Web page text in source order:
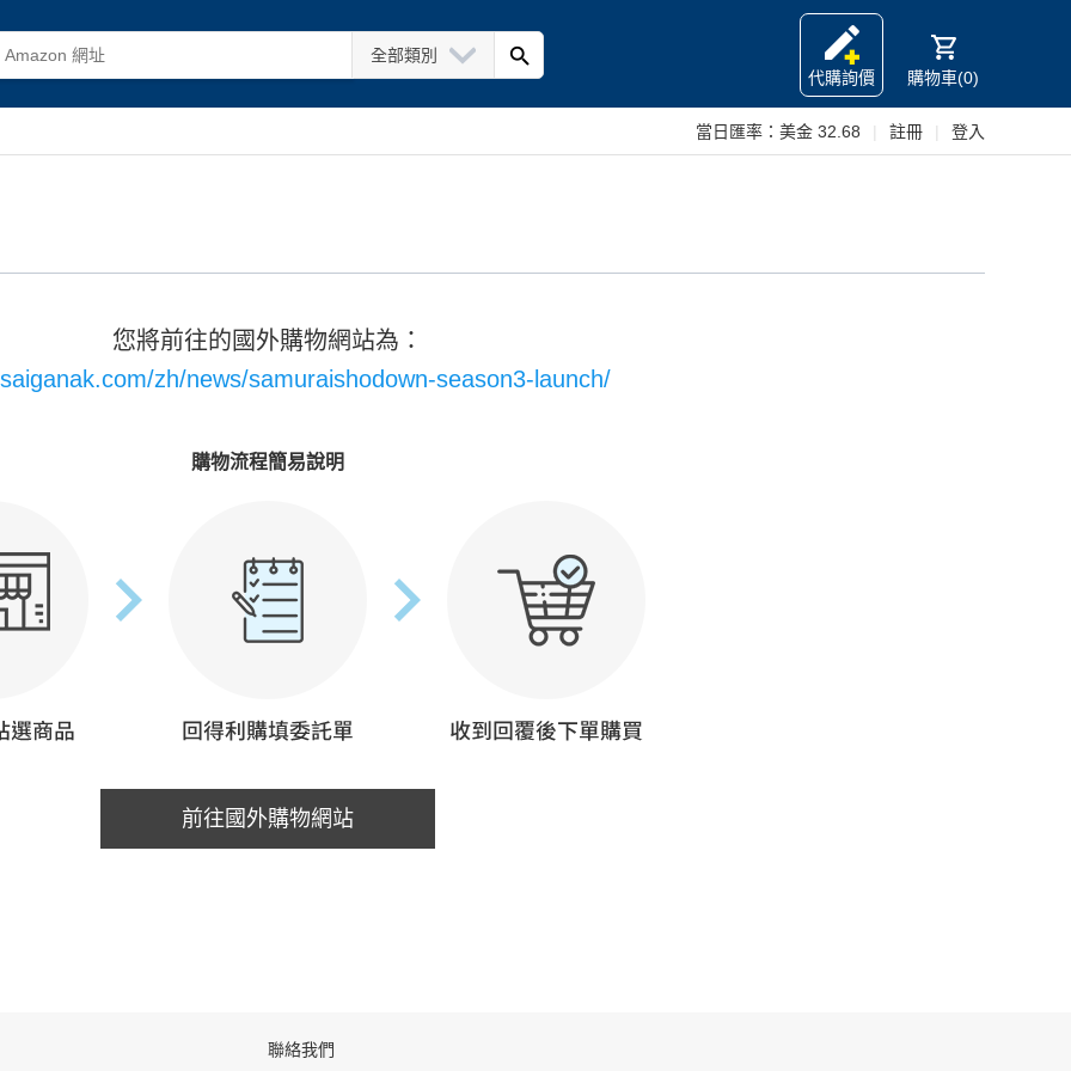
全部類別
代購詢價
購物車(0)
當日匯率： 美金 32.68 註冊 登入
您將前往的國外購物網站為：
zh/news/samuraishodown-season3-launch/
購物流程簡易說明
前往國外購物網站
聯絡我們